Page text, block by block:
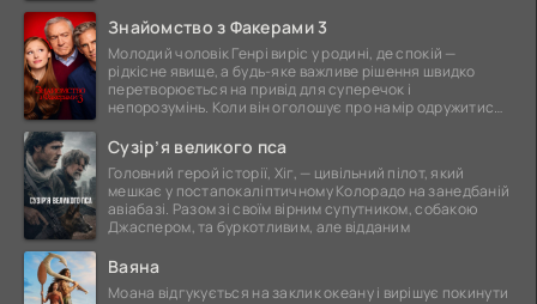
Знайомство з Факерами 3
Молодий чоловік Генрі виріс у родині, де спокій —
рідкісне явище, а будь-яке важливе рішення швидко
перетворюється на привід для суперечок і
непорозумінь. Коли він оголошує про намір одружитися,
Сузір’я великого пса
Головний герой історії, Хіг, — цивільний пілот, який
мешкає у постапокаліптичному Колорадо на занедбаній
авіабазі. Разом зі своїм вірним супутником, собакою
Джаспером, та буркотливим, але відданим
Ваяна
Моана відгукується на заклик океану і вирішує покинути